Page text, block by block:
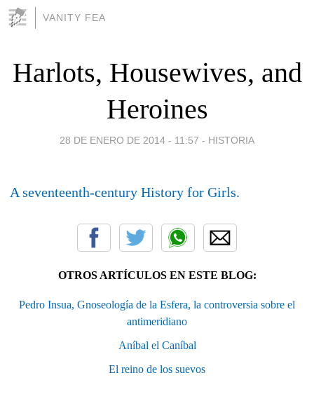
VANITY FEA
Harlots, Housewives, and
Heroines
28 DE ENERO DE 2014 - 11:57 - HISTORIA
A seventeenth-century History for Girls.
OTROS ARTÍCULOS EN ESTE BLOG:
Pedro Insua, Gnoseología de la Esfera, la controversia sobre el
antimeridiano
Aníbal el Caníbal
El reino de los suevos